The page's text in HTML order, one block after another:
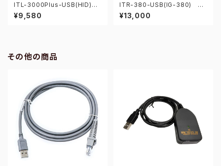
ITL-3000Plus-USB(HID) 1
次元バーコードリーダー
¥9,580
ITR-380-USB(IG-380) 2
次元CCDバーコードリーダー
¥13,000
その他の商品